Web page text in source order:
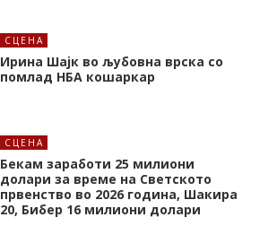
СЦЕНА
Ирина Шајк во љубовна врска со
помлад НБА кошаркар
СЦЕНА
Бекам заработи 25 милиони
долари за време на Светското
првенство во 2026 година, Шакира
20, Бибер 16 милиони долари